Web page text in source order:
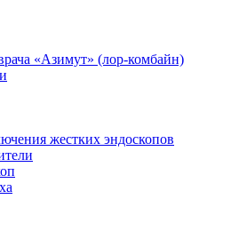
«Азимут» (лор-комбайн)
жестких эндоскопов